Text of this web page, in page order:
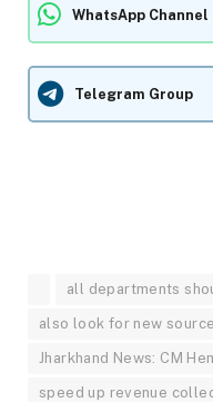
WhatsApp Channel
Telegram Group
all departments
also look for new
Jharkhand News: CM
speed up revenue